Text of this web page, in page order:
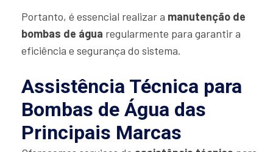
Portanto, é essencial realizar a manutenção de
bombas de água regularmente para garantir a
eficiência e segurança do sistema.
Assistência Técnica para
Bombas de Água das
Principais Marcas